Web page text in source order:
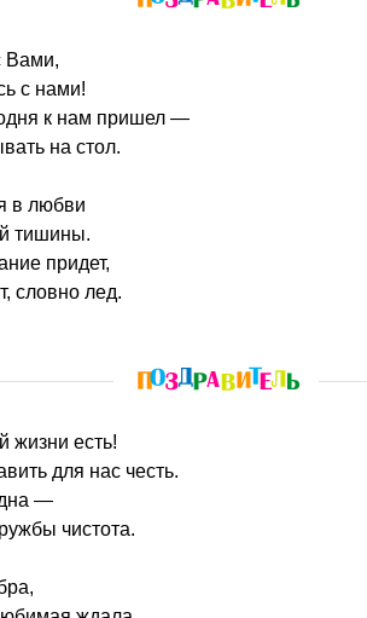
Вами,
с нами!
к нам пришел —
на стол.
в любви
тишины.
придет,
словно лед.
жизни есть!
для нас честь.
—
чистота.